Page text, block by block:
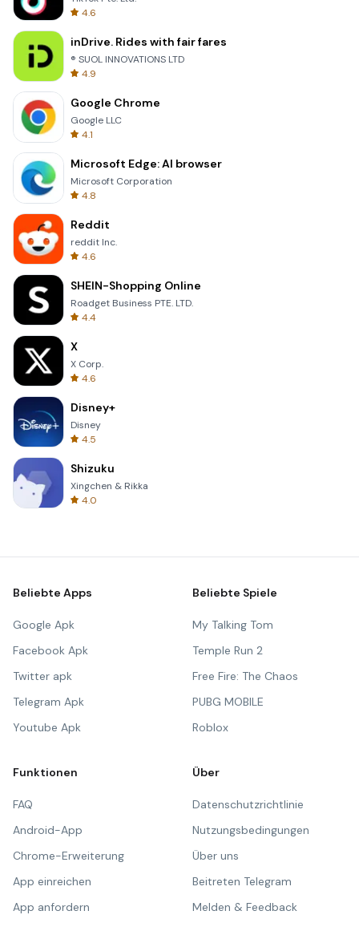
4.6
inDrive. Rides with fair fares
® SUOL INNOVATIONS LTD
4.9
Google Chrome
Google LLC
4.1
Microsoft Edge: AI browser
Microsoft Corporation
4.8
Reddit
reddit Inc.
4.6
SHEIN-Shopping Online
Roadget Business PTE. LTD.
4.4
X
X Corp.
4.6
Disney+
Disney
4.5
Shizuku
Xingchen & Rikka
4.0
Beliebte Apps
Google Apk
Facebook Apk
Twitter apk
Telegram Apk
Youtube Apk
Beliebte Spiele
My Talking Tom
Temple Run 2
Free Fire: The Chaos
PUBG MOBILE
Roblox
Funktionen
FAQ
Android-App
Chrome-Erweiterung
App einreichen
App anfordern
Über
Datenschutzrichtlinie
Nutzungsbedingungen
Über uns
Beitreten Telegram
Melden & Feedback